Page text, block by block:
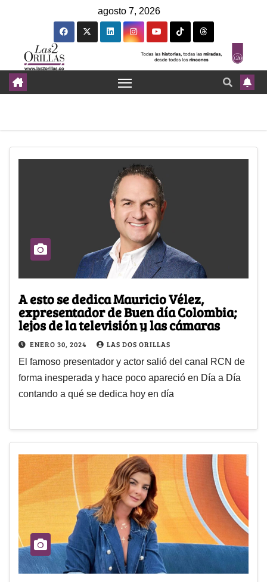
agosto 7, 2026
A esto se dedica Mauricio Vélez,
expresentador de Buen día Colombia;
lejos de la televisión y las cámaras
ENERO 30, 2024 LAS DOS ORILLAS
El famoso presentador y actor salió del canal RCN de
forma inesperada y hace poco apareció en Día a Día
contando a qué se dedica hoy en día